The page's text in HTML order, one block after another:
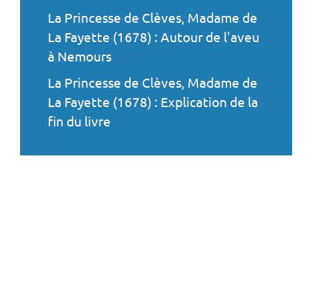
La Princesse de Clèves, Madame de
La Fayette (1678) : Autour de l'aveu
à Nemours
La Princesse de Clèves, Madame de
La Fayette (1678) : Explication de la
fin du livre